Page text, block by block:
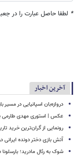
* لطفا حاصل عبارت را در
آخرین اخبار
دروازه‌بان اسپانیایی در مسیر
عکس | استوری مهدی طارمی
رونمایی از گران‌ترین خرید
آتش بازی دختر دونده ایرانی
شوک به رئال مادرید؛